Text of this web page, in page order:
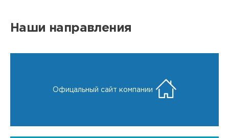
Наши направления
Офицальный сайт компании